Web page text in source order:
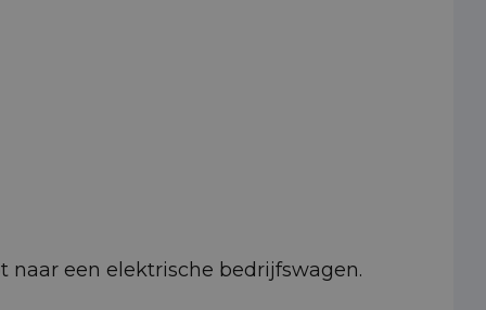
naar een elektrische bedrijfswagen.